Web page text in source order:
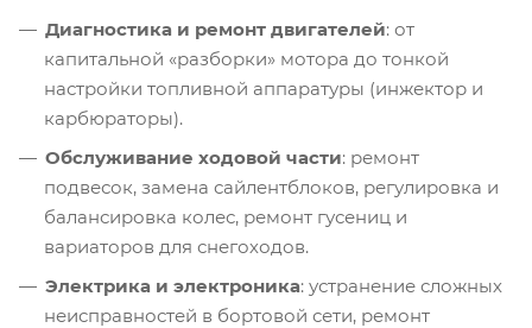
Диагностика и ремонт двигателей: от
капитальной «разборки» мотора до тонкой
настройки топливной аппаратуры (инжектор и
карбюраторы).
Обслуживание ходовой части: ремонт
подвесок, замена сайлентблоков, регулировка и
балансировка колес, ремонт гусениц и
вариаторов для снегоходов.
Электрика и электроника: устранение сложных
неисправностей в бортовой сети, ремонт